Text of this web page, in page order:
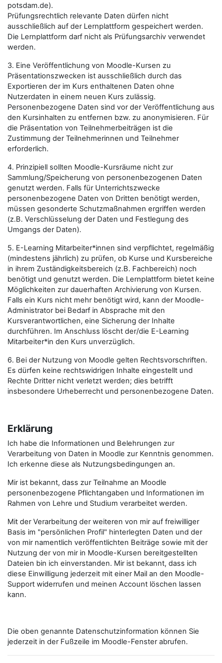
potsdam.de).
Prüfungsrechtlich relevante Daten dürfen nicht
ausschließlich auf der Lernplattform gespeichert werden.
Die Lernplattform darf nicht als Prüfungsarchiv verwendet
werden.
3. Eine Veröffentlichung von Moodle-Kursen zu
Präsentationszwecken ist ausschließlich durch das
Exportieren der im Kurs enthaltenen Daten ohne
Nutzerdaten in einem neuen Kurs zulässig.
Personenbezogene Daten sind vor der Veröffentlichung aus
den Kursinhalten zu entfernen bzw. zu anonymisieren. Für
die Präsentation von Teilnehmerbeiträgen ist die
Zustimmung der Teilnehmerinnen und Teilnehmer
erforderlich.
4. Prinzipiell sollten Moodle-Kursräume nicht zur
Sammlung/Speicherung von personenbezogenen Daten
genutzt werden. Falls für Unterrichtszwecke
personenbezogene Daten von Dritten benötigt werden,
müssen gesonderte Schutzmaßnahmen ergriffen werden
(z.B. Verschlüsselung der Daten und Festlegung des
Umgangs der Daten).
5. E-Learning Mitarbeiter*innen sind verpflichtet, regelmäßig
(mindestens jährlich) zu prüfen, ob Kurse und Kursbereiche
in ihrem Zuständigkeitsbereich (z.B. Fachbereich) noch
benötigt und genutzt werden. Die Lernplattform bietet keine
Möglichkeiten zur dauerhaften Archivierung von Kursen.
Falls ein Kurs nicht mehr benötigt wird, kann der Moodle-
Administrator bei Bedarf in Absprache mit den
Kursverantwortlichen, eine Sicherung der Inhalte
durchführen. Im Anschluss löscht der/die E-Learning
Mitarbeiter*in den Kurs unverzüglich.
6. Bei der Nutzung von Moodle gelten Rechtsvorschriften.
Es dürfen keine rechtswidrigen Inhalte eingestellt und
Rechte Dritter nicht verletzt werden; dies betrifft
insbesondere Urheberrecht und personenbezogene Daten.
Erklärung
Ich habe die Informationen und Belehrungen zur
Verarbeitung von Daten in Moodle zur Kenntnis genommen.
Ich erkenne diese als Nutzungsbedingungen an.
Mir ist bekannt, dass zur Teilnahme an Moodle
personenbezogene Pflichtangaben und Informationen im
Rahmen von Lehre und Studium verarbeitet werden.
Mit der Verarbeitung der weiteren von mir auf freiwilliger
Basis im "persönlichen Profil" hinterlegten Daten und der
von mir namentlich veröffentlichten Beiträge sowie mit der
Nutzung der von mir in Moodle-Kursen bereitgestellten
Dateien bin ich einverstanden. Mir ist bekannt, dass ich
diese Einwilligung jederzeit mit einer Mail an den Moodle-
Support widerrufen und meinen Account löschen lassen
kann.
Die oben genannte Datenschutzinformation können Sie
jederzeit in der Fußzeile im Moodle-Fenster abrufen.